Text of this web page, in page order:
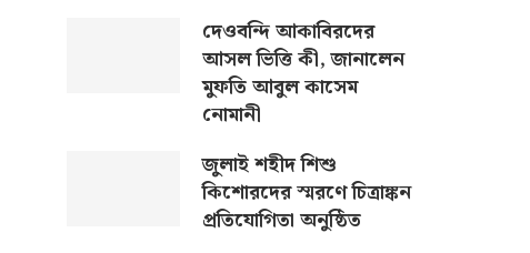
দেওবন্দি আকাবিরদের
আসল ভিত্তি কী, জানালেন
মুফতি আবুল কাসেম
নোমানী
জুলাই শহীদ শিশু
কিশোরদের স্মরণে চিত্রাঙ্কন
প্রতিযোগিতা অনুষ্ঠিত